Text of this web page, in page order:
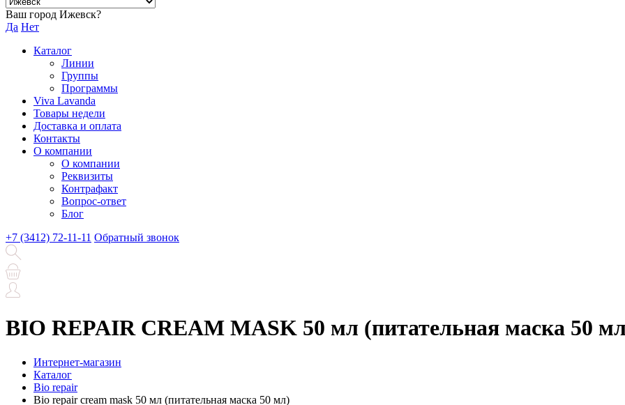
Ваш город Ижевск?
Да Нет
Каталог
Линии
Группы
Программы
Viva Lavanda
Товары недели
Доставка и оплата
Контакты
О компании
О компании
Реквизиты
Контрафакт
Вопрос-ответ
Блог
+7 (3412) 72-11-11 Обратный звонок
BIO REPAIR CREAM MASK 50 мл (питательная маска 50
Интернет-магазин
Каталог
Bio repair
Bio repair cream mask 50 мл (питательная маска 50 мл)